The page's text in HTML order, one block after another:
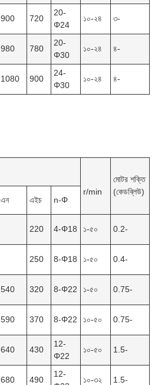
900 720
20-
Φ24
১০-২৪ ৩-
980 780
20-
Φ30
১০-২৪ ৪-
1080 900
24-
Φ30
১০-২৪ ৪-
r/min
মোটর শক্তি
(কেডব্লিউ)
এন এইচ n-Φ
220 4-Φ18 ১-৫০ 0.2-
250 8-Φ18 ১-৫০ 0.4-
540 320 8-Φ22 ১-৫০ 0.75-
590 370 8-Φ22 ১০-৫০ 0.75-
640 430
12-
Φ22
১০-৫০ 1.5-
680 490
12-
১০-৩২ 1.5-